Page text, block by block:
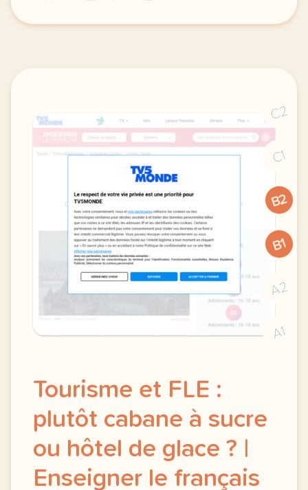
exercice c1 c2 que fait l onu pour l
C2
C1
B2
B1
A2
A1
Tourisme et FLE :
plutôt cabane à sucre
ou hôtel de glace ? |
Enseigner le français